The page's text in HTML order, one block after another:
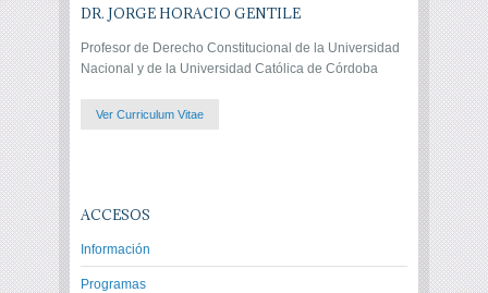
DR. JORGE HORACIO GENTILE
Profesor de Derecho Constitucional de la Universidad
Nacional y de la Universidad Católica de Córdoba
Ver Curriculum Vitae
ACCESOS
Información
Programas